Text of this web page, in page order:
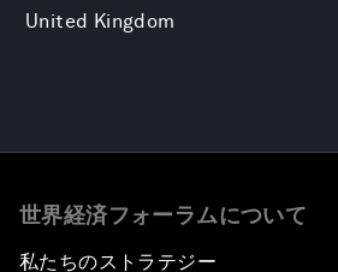
United Kingdom
世界経済フォーラムについて
私たちのストラテジー